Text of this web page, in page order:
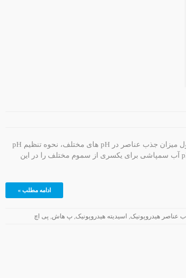
تعریف pH، نحوه نگارش صحیح میزان اسیدیته، جدول میزان جذب عناصر در pH های مختلف، نحوه تنظیم pH
در سیستم کشت هیدروپونیک، جدول مناسب‌ترین pH آب سمپاشی برای یکسری از سموم مختلف را در این
ادامه مطلب »
, اسیدیته هیدروپونیک, پ هاش, پی اچ